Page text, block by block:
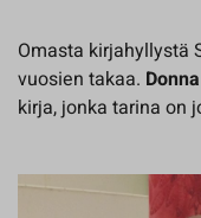
Omasta kirjahyllystä
vuosien takaa.
kirja, jonka tarina on